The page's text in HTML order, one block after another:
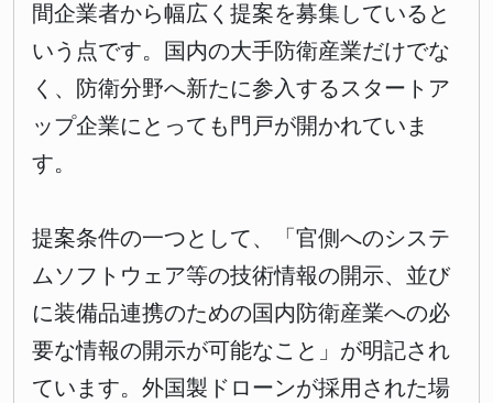
間企業者から幅広く提案を募集していると
いう点です。国内の大手防衛産業だけでな
く、防衛分野へ新たに参入するスタートア
ップ企業にとっても門戸が開かれていま
す。
提案条件の一つとして、「官側へのシステ
ムソフトウェア等の技術情報の開示、並び
に装備品連携のための国内防衛産業への必
要な情報の開示が可能なこと」が明記され
ています。外国製ドローンが採用された場